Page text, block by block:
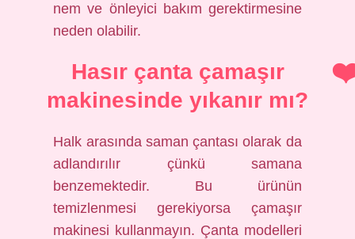
nem ve önleyici bakım gerektirmesine
neden olabilir.
Hasır çanta çamaşır
makinesinde yıkanır mı?
Halk arasında saman çantası olarak da
adlandırılır çünkü samana
benzemektedir. Bu ürünün
temizlenmesi gerekiyorsa çamaşır
makinesi kullanmayın. Çanta modelleri